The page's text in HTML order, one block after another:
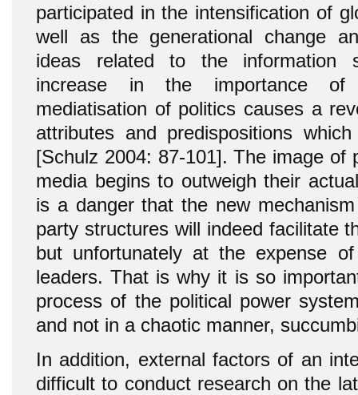
participated in the intensification of
well as the generational change
ideas related to the information
increase in the importance of
mediatisation of politics causes a
attributes and predispositions
[Schulz 2004: 87-101]. The image of
media begins to outweigh their
is a danger that the new
party structures will indeed facilitate
but unfortunately at the expense
leaders. That is why it is so
process of the political power
and not in a chaotic manner,
In addition, external factors of an
difficult to conduct research on the